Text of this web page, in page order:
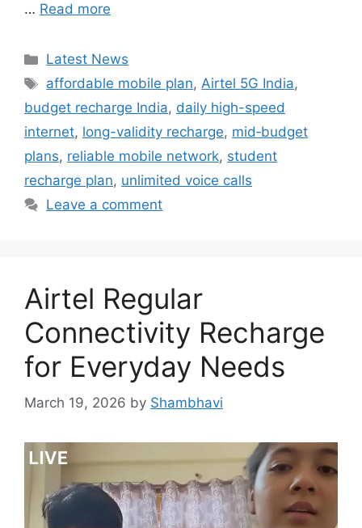
… Read more
Categories
Latest News
Tags
affordable mobile plan,Airtel 5G India,
budget recharge India, daily high-speed
internet, long-validity recharge, mid‑budget
plans, reliable mobile network, student
recharge plan, unlimited voice calls
Leave a comment
Airtel Regular
Connectivity Recharge
for Everyday Needs
March 19, 2026 by Shambhavi